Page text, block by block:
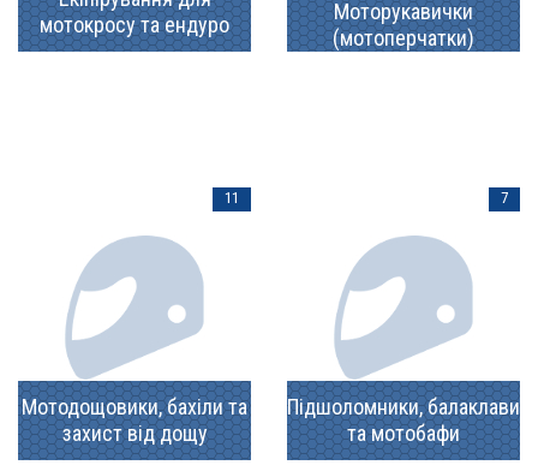
мотокросу та ендуро
Моторукавички
(мотоперчатки)
Мотодощовики, бахіли та
захист від дощу
11
Підшоломники, балаклави
та мотобафи
7